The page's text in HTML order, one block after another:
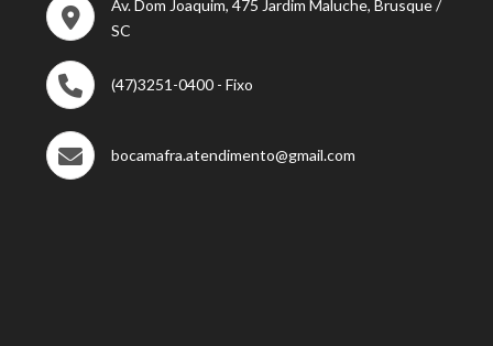
Av. Dom Joaquim, 475 Jardim Maluche, Brusque /
SC
(47)3251-0400 - Fixo
bocamafra.atendimento@gmail.com